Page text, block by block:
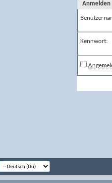
Anmelden
Kennwort: